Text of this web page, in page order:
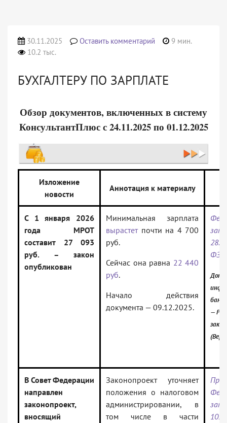
30.11.2025 Оставить комментарий
9 мин.
10.2 тыс.
БУХГАЛТЕРУ ПО ЗАРПЛАТЕ
Обзор документов, включенных в систему
КонсультантПлюс с 24.11.2025 по 01.12.2025
Изложение
новости
Аннотация к материалу
С 1 января 2026
года МРОТ
составит 27 093
руб. – закон
опубликован
Минимальная зарплата
вырастетпочти на 4 700
руб.
Сейчас она равна 22 440
руб.
Начало действия
документа — 09.12.2025.
ФЗ
банк:
—
В Совет Федерации
направлен
законопроект,
вносящий
Законопроект уточняет
положения о налоговом
администрировании, в
том числе в части